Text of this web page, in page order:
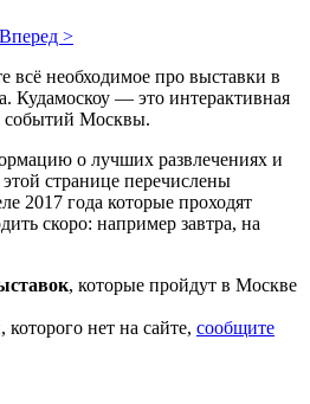
Вперед >
всё необходимое про выставки в
Кудамоскоу — это интерактивная
событий Москвы.
о лучших развлечениях и
странице перечислены
2017 года которые проходят
скоро: например завтра, на
, которые пройдут в Москве
нет на сайте, сообщите